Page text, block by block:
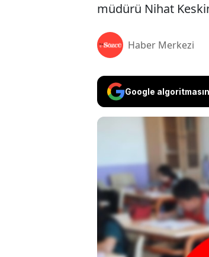
müdürü Nihat
Haber Merkezi
Google